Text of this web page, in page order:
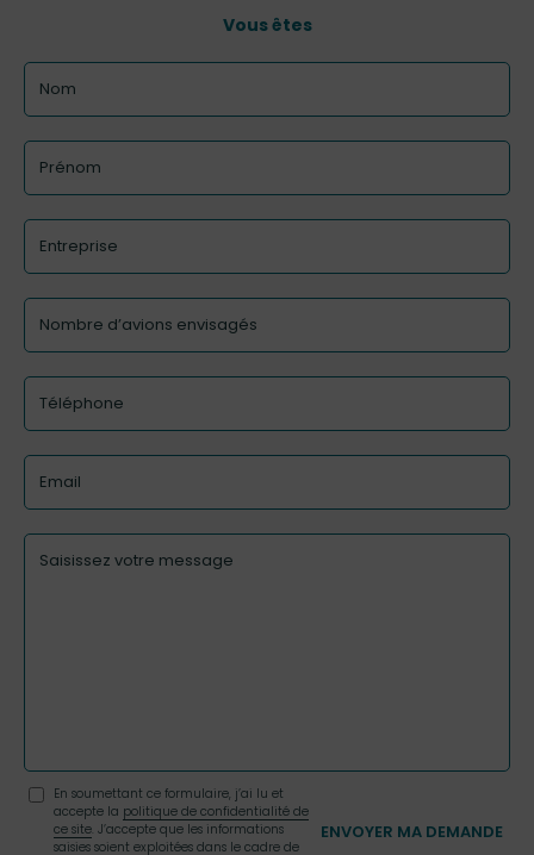
Vous êtes
En soumettant ce formulaire, j’ai lu et
accepte la politique de confidentialité de
ce site . J’accepte que les informations
saisies soient exploitées dans le cadre de